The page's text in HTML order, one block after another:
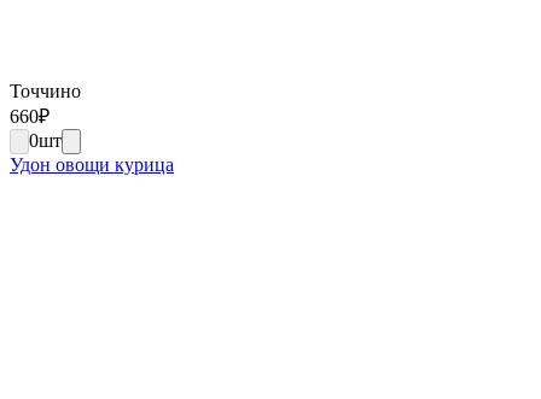
Точчино
660₽
0шт
Удон овощи курица